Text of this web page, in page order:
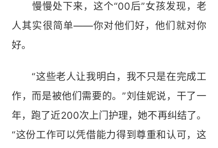
慢慢处下来，这个“00后”女孩发现，老
人其实很简单——你对他们好，他们就对你
好。
“这些老人让我明白，我不只是在完成工
作，而是被他们需要的。”刘佳妮说，干了一
年，跑了近200次上门护理，她不再纠结了。
“这份工作可以凭借能力得到尊重和认可，这